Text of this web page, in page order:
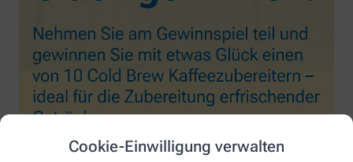
Cookie-Einwilligung verwalten